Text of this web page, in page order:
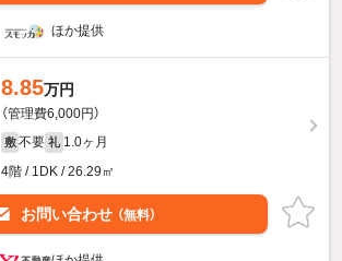
ほか提供
8.85万円
（管理費6,000円）
敷 不要 礼 1.0ヶ月
4階 / 1DK / 26.29㎡
お問い合わせ （無料）